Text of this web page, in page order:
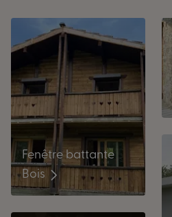
Fenêtre battante
Bois